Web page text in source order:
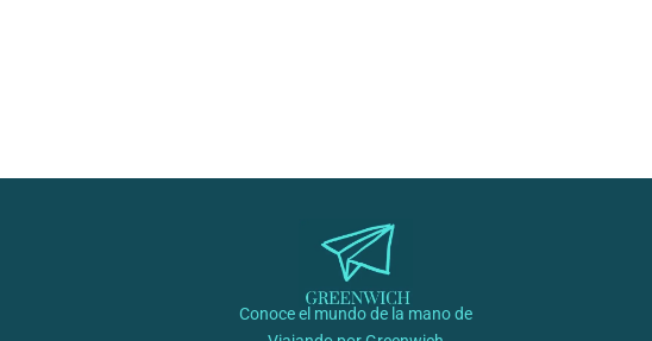
Conoce el mundo de la mano de